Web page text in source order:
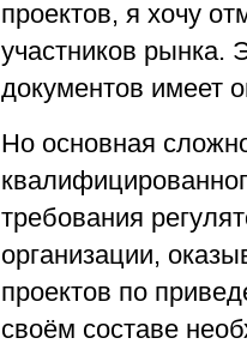
проектов, я хочу
участников рынка.
документов имеет
Но основная
требования
организации,
проектов по
своём составе